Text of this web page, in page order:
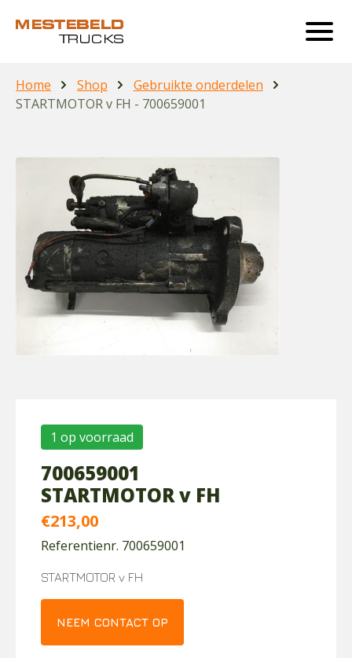
Home Shop
Gebruikte onderdelen
STARTMOTOR v FH - 700659001
1 op voorraad
700659001
STARTMOTOR v FH
€213,00
Referentienr. 700659001
STARTMOTOR v FH
NEEM CONTACT OP